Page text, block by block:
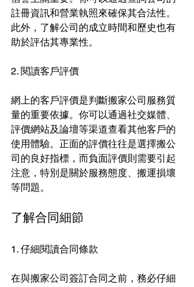
註冊資訊和營業執照來確保其合法性。
此外，了解公司的成立時間和歷史也有
助於評估其專業性。
2. 閱讀客戶評價
網上的客戶評價是判斷搬家公司服務質
量的重要依據。你可以通過社交媒體、
評價網站及論壇等渠道查看其他客戶的
使用體驗。正面的評價往往是選擇搬公
司的良好指標，而負面評價則需要引起
注意，特別是關於服務態度、搬運損壞
等問題。
了解合同細節
1. 仔細閱讀合同條款
在與搬家公司簽訂合同之前，務必仔細